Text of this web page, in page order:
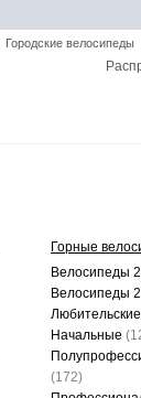
Городские велосипеды
Горные
Велосипеды
Велосипеды
Начальные
(172)